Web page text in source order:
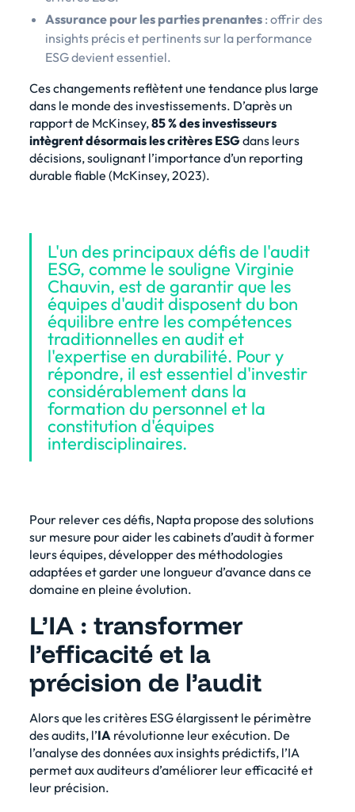
Assurance pour les parties prenantes: offrir des
insights précis et pertinents sur la performance
ESG devient essentiel.
Ces changements reflètent une tendance plus large
dans le monde des investissements. D’après un
rapport de McKinsey,85 % des investisseurs
intègrent désormais les critères ESG dans leurs
décisions, soulignant l’importance d’un reporting
durable fiable (McKinsey, 2023).
L'un des principaux défis de l'audit
ESG, comme le souligne Virginie
Chauvin, est de garantir que les
équipes d'audit disposent du bon
équilibre entre les compétences
traditionnelles en audit et
l'expertise en durabilité. Pour y
répondre, il est essentiel d'investir
considérablement dans la
formation du personnel et la
constitution d'équipes
interdisciplinaires.
Pour relever ces défis, Napta propose des solutions
sur mesure pour aider les cabinets d’audit à former
leurs équipes, développer des méthodologies
adaptées et garder une longueur d’avance dans ce
domaine en pleine évolution.
L’IA : transformer
l’efficacité et la
précision de l’audit
Alors que les critères ESG élargissent le périmètre
des audits, l’IArévolutionne leur exécution. De
l’analyse des données aux insights prédictifs, l’IA
permet aux auditeurs d’améliorer leur efficacité et
leur précision.